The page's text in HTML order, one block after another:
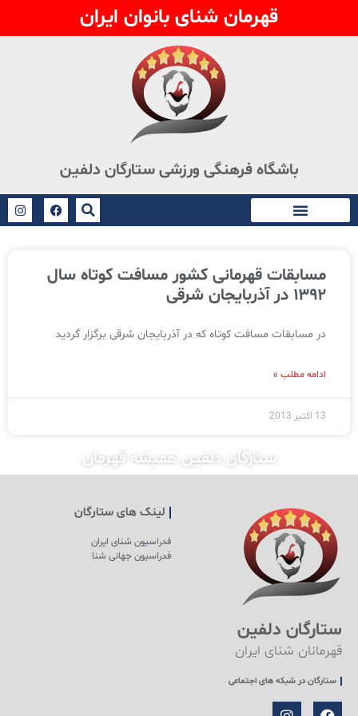
قهرمان شنای بانوان ایران
باشگاه فرهنگی ورزشی ستارگان دلفین
مسابقات قهرمانی کشور مسافت کوتاه سال
۱۳۹۲ در آذربایجان شرقی
در مسابقات مسافت کوتاه که در آذربایجان شرقی برگزار گردید
ادامه مطلب »
13 اکتبر 2013
ستارگان دلفین همیشه قهرمان
ستارگان دلفین
قهرمانان شنای ایران
لینک های ستارگان
فدراسیون شنای ایران
فدراسیون جهانی شنا
ستارگان در شبکه های اجتماعی